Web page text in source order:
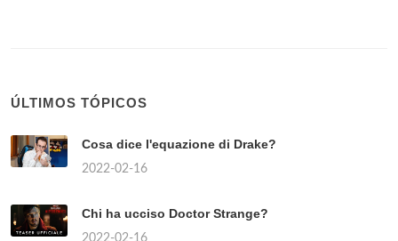
ÚLTIMOS TÓPICOS
Cosa dice l'equazione di Drake?
2022-02-16
Chi ha ucciso Doctor Strange?
2022-02-16